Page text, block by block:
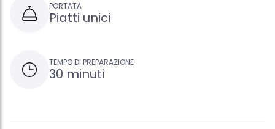
PORTATA
Piatti unici
TEMPO DI PREPARAZIONE
30 minuti